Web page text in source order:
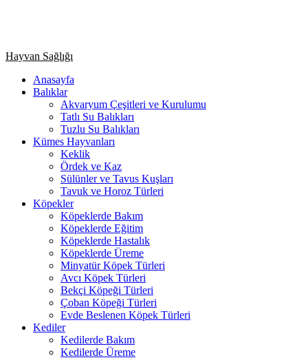
Primary
Hayvan Sağlığı
Anasayfa
Balıklar
Akvaryum Çeşitleri ve Kurulumu
Tatlı Su Balıkları
Tuzlu Su Balıkları
Kümes Hayvanları
Keklik
Ördek ve Kaz
Sülünler ve Tavus Kuşları
Tavuk ve Horoz Türleri
Köpekler
Köpeklerde Bakım
Köpeklerde Eğitim
Köpeklerde Hastalık
Köpeklerde Üreme
Minyatür Köpek Türleri
Avcı Köpek Türleri
Bekçi Köpeği Türleri
Çoban Köpeği Türleri
Evde Beslenen Köpek Türleri
Kediler
Kedilerde Bakım
Kedilerde Üreme